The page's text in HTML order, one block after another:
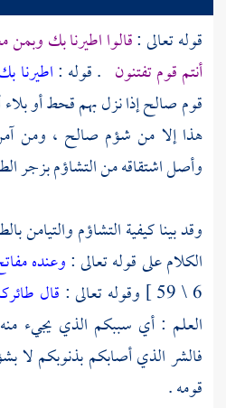
قوله تعالى :قالوا اطيرنا بك
أنتم قوم تفتنون . قوله :اطيرنا
قومصالحإذا نزل بهم قحط أو
هذا إلا من شؤم صالح ، ومن
وأصل اشتقاقه من التشاؤم بزجر
وقد بينا كيفية التشاؤم والتيامن
الكلام على قوله تعالى :وعنده
6 \ 59 ] وقوله تعالى :
قال
العلم : أي سببكم الذي يجيء
فالشر الذي أصابكم بذنوبكم لا
قومه .